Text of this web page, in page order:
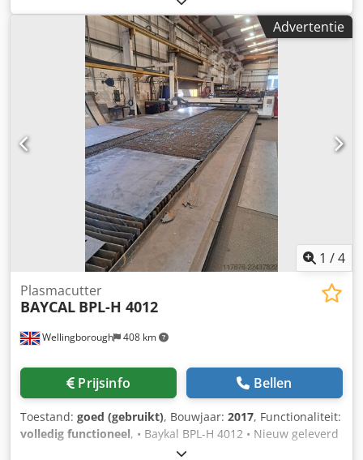
• Aantal gebruikte uren: 3.480 en 5.448 Codpfxjzp D T Ds
Apcoha • Werktafel: 4 m x 10 m
Advertentie
1 /4
Wellingborough 408 km
Plasmacutter
BAYCAL BPL-H 4012
Prijsinfo Bellen
Toestand: goed (gebruikt), Bouwjaar: 2017, Functionaliteit:
volledig functioneel, • Baykal BPL-H 4012 • Nieuw geleverd
in 2017 • Hypertherm XPR300 AutoGas • EDGE Connect CNC